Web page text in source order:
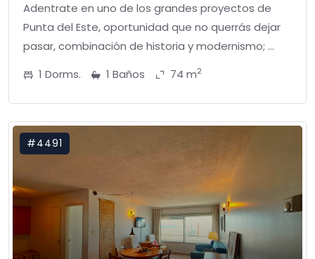
Adentrate en uno de los grandes proyectos de
Punta del Este, oportunidad que no querrás dejar
pasar, combinación de historia y modernismo; ...
1 Dorms.
1 Baños 74 m2
#4491